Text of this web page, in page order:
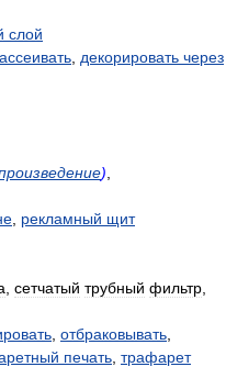
слой
декорировать через
)
рекламный щит
сетчатый трубный фильтр
отбраковывать
печать трафарет